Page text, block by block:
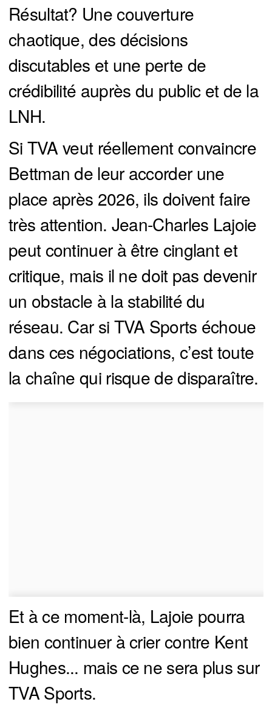
Résultat? Une couverture
chaotique, des décisions
discutables et une perte de
crédibilité auprès du public et de la
LNH.
Si TVA veut réellement convaincre
Bettman de leur accorder une
place après 2026, ils doivent faire
très attention. Jean-Charles Lajoie
peut continuer à être cinglant et
critique, mais il ne doit pas devenir
un obstacle à la stabilité du
réseau. Car si TVA Sports échoue
dans ces négociations, c’est toute
la chaîne qui risque de disparaître.
Et à ce moment-là, Lajoie pourra
bien continuer à crier contre Kent
Hughes... mais ce ne sera plus sur
TVA Sports.